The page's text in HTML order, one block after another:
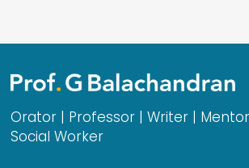
Orator | Professor | Writer | Mentor
Social Worker